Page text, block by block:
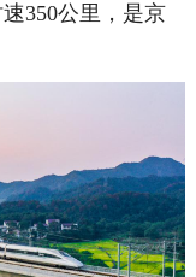
350公里，是京